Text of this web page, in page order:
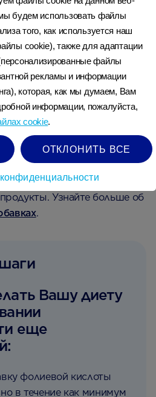
— около 50 г или десять
для женщин.
в жирной рыбе,
развитию мозга и глаз,
питательным веществом
D являются важной
беременности и
входят
Узнайте больше об
.
Вашу диету
еще
фолиевой кислоты
в течение как минимум
будем использовать файлы
того, как используется наш
cookie), также для адаптации
файлы
рекламы и информации
которая, как мы думаем, Вам
информации, пожалуйста,
cookie.
ОТКЛОНИТЬ ВСЕ